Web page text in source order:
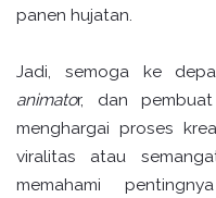
panen hujatan.
Jadi, semoga ke
animator, dan
menghargai proses
viralitas atau
memahami